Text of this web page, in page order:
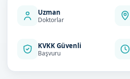
Uzman
Doktorlar
KVKK Güvenli
Başvuru